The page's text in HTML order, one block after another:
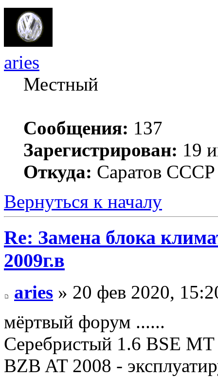
aries
Местный
Сообщения: 137
Зарегистрирован: 19
Откуда: Саратов
Вернуться к началу
Re: Замена блока
2009г.в
aries » 20 фев 2020,
мёртвый форум ......
Серебристый 1.6 BSE
BZB AT 2008 -